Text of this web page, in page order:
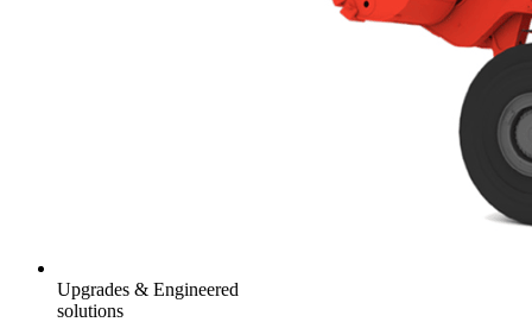
Upgrades & Engineered
solutions